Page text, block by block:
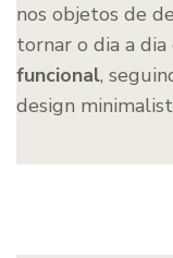
nos objetos de
tornar o dia a
funcional,
design